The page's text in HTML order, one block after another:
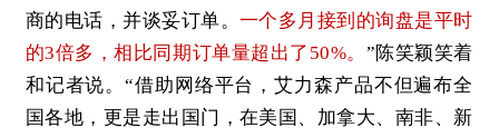
商的电话，并谈妥订单。 一个多月接到的询盘是平时
的3倍多，相比同期订单量超出了50%。 ”陈笑颖笑着
和记者说。“借助网络平台，艾力森产品不但遍布全
国各地，更是走出国门，在美国、加拿大、南非、新